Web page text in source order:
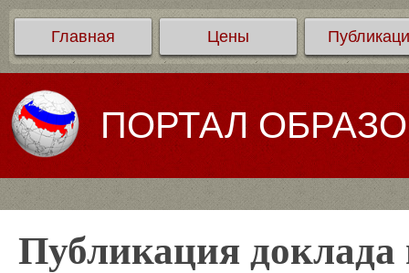
Главная Цены
ПОРТАЛ
Публикация доклада